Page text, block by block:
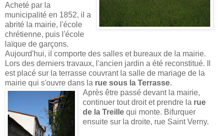
Acheté par la
municipalité en 1852, il a
abrité la mairie, l'école
chrétienne, puis l'école
laïque de garçons.
Aujourd'hui, il comporte des salles et bureaux de la mairie.
Lors des derniers travaux, l'ancien jardin a été reconstitué. Il
est placé sur la terrasse couvrant la salle de mariage de la
mairie qui s'ouvre dans la rue sous la Terrasse.
Après être passé devant la mairie,
continuer tout droit et prendre la rue
de la Treille qui monte. Bifurquer
ensuite sur la droite, rue Saint Verny.